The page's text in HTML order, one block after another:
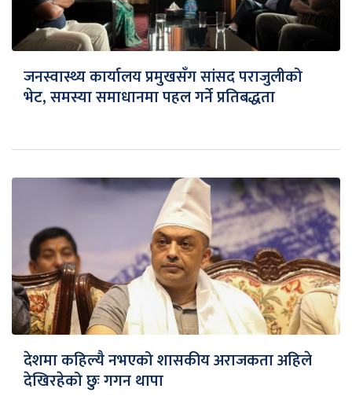
जनस्वास्थ्य कार्यालय प्रमुखसँग सांसद पराजुलीको
भेट, समस्या समाधानमा पहल गर्ने प्रतिबद्धता
देशमा कहिल्यै नभएको शासकीय अराजकता अहिले
देखिरहेको छुः गगन थापा